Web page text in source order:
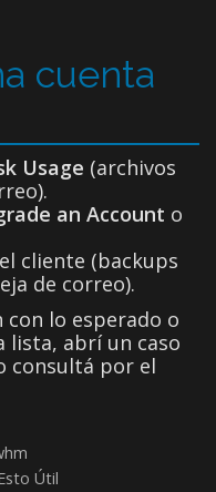
cuenta
Usage (archivos
an Account o
cliente (backups
de correo).
con lo esperado o
lista, abrí un caso
consultá por el
Útil